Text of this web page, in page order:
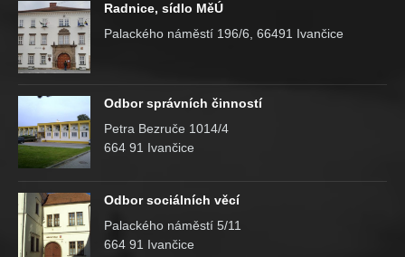
Radnice, sídlo MěÚ
Palackého náměstí 196/6, 66491 Ivančice
Odbor správních činností
Petra Bezruče 1014/4
664 91 Ivančice
Odbor sociálních věcí
Palackého náměstí 5/11
664 91 Ivančice